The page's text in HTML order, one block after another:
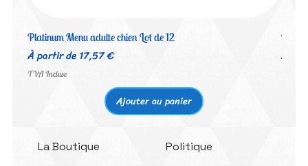
Platinum Menu adulte chien Lot de 12
À partir de17,57 €
Prix promotionnel
TVA Incluse
Ajouter au panier
À
Prix
TVA
La Boutique Politique